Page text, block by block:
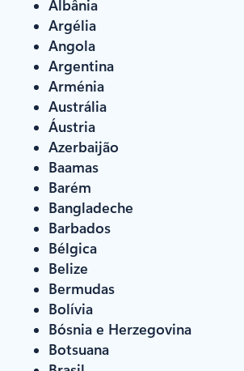
Albânia
Argélia
Angola
Argentina
Arménia
Austrália
Áustria
Azerbaijão
Baamas
Barém
Bangladeche
Barbados
Bélgica
Belize
Bermudas
Bolívia
Bósnia e Herzegovina
Botsuana